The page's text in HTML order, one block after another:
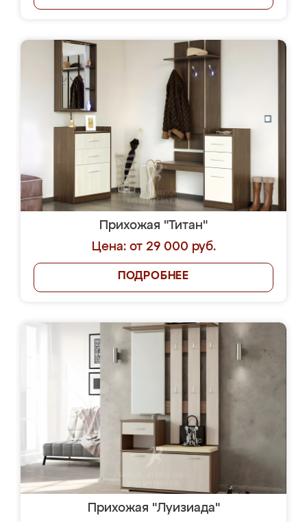
Прихожая "Титан"
Цена: от 29 000 руб.
ПОДРОБНЕЕ
Прихожая "Луизиада"